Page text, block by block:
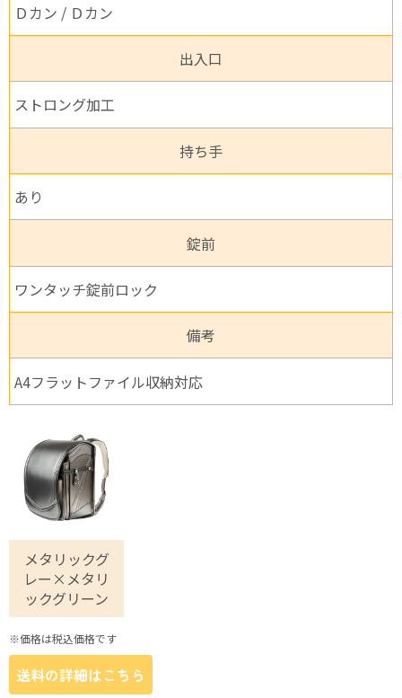
Ｄカン / Ｄカン
出入口
ストロング加工
持ち手
あり
錠前
ワンタッチ錠前ロック
備考
A4フラットファイル収納対応
メタリックグ
レー×メタリ
ックグリーン
※価格は税込価格です
送料の詳細はこちら